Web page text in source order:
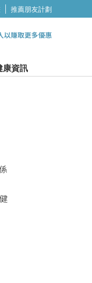
推薦朋友計劃
以賺取更多優惠
康資訊